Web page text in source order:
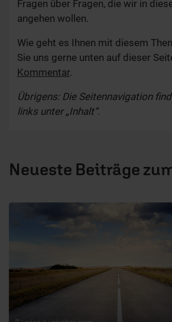
Fragen über Fragen, die wir in
angehen wollen.
Wie geht es Ihnen mit diesem
Sie uns gerne unten auf dieser
Kommentar.
Übrigens: Die Seitennavigation
links unter „Inhalt“.
Neueste Beiträge